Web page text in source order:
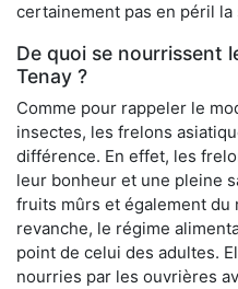
certainement pas en péril
De quoi se nourrissent
Tenay ?
Comme pour rappeler le
insectes, les frelons
différence. En effet, les
leur bonheur et une pleine
fruits mûrs et également du
revanche, le régime
point de celui des adultes.
nourries par les ouvrières